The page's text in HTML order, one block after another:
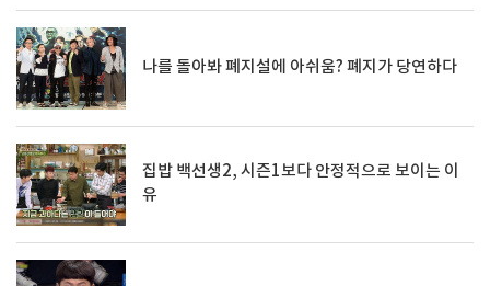
나를 돌아봐 폐지설에 아쉬움? 폐지가 당연하다
집밥 백선생2, 시즌1보다 안정적으로 보이는 이
유